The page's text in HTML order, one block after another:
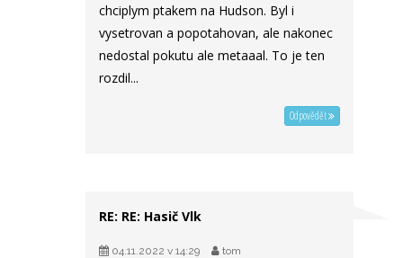
chciplym ptakem na Hudson. Byl i
vysetrovan a popotahovan, ale nakonec
nedostal pokutu ale metaaal. To je ten
rozdil...
Odpovědět
RE: RE: Hasič Vlk
04.11.2022 v 14:29 tom